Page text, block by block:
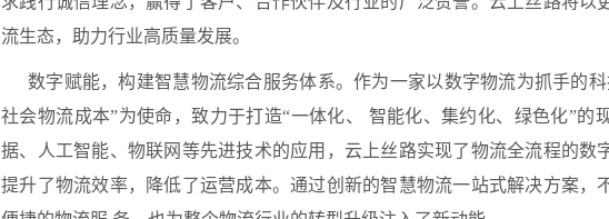
流生态，助力行业高质量发展。
数字赋能，构建智慧物流综合服务体系。作为一家以数字物流为抓手的
社会物流成本”为使命，致力于打造“一体化、 智能化、集约化、绿色化”的
据、人工智能、物联网等先进技术的应用，云上丝路实现了物流全流程的数
提升了物流效率，降低了运营成本。通过创新的智慧物流一站式解决方案，